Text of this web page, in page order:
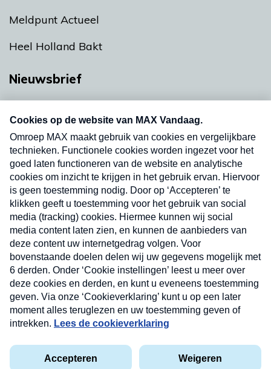
Meldpunt Actueel
Heel Holland Bakt
Nieuwsbrief
nieuwsbrief. Elke vrijdag- en dinsdagochtend in
uw mailbox.
Verzend
Privacyverklaring
Cookieverklaring
Kwetsbaarheid melden
Nieuwsbrief
Neem hier een gratis abonnement op onze
nieuwsbrief. Elke vrijdag- en dinsdagochtend in uw